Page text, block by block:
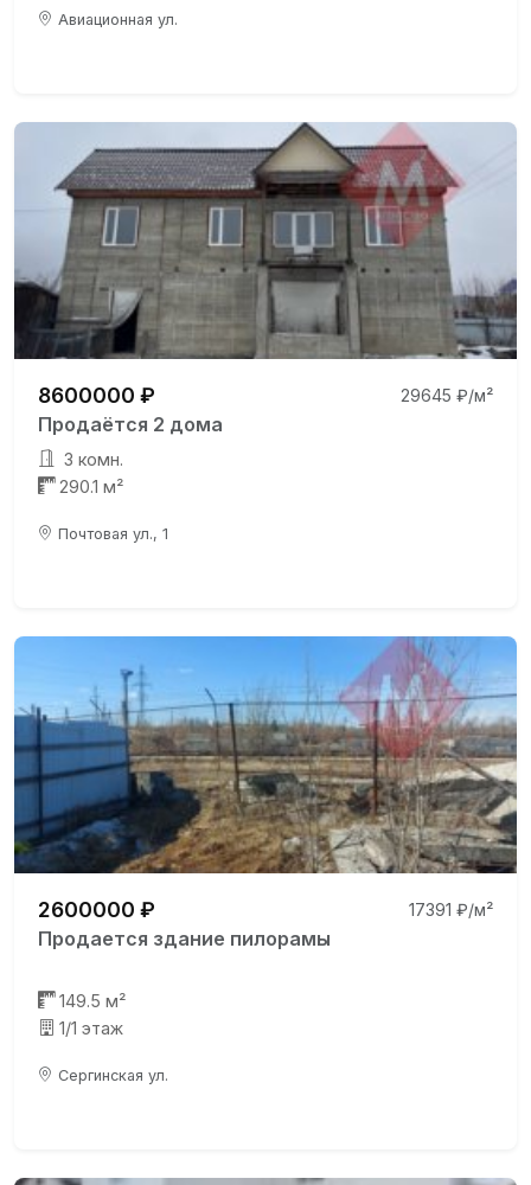
Авиационная ул.
8600000 ₽ 29645 ₽/м²
Продаётся 2 дома
3 комн.
290.1 м²
Почтовая ул., 1
2600000 ₽ 17391 ₽/м²
Продается здание пилорамы
149.5 м²
1/1 этаж
Сергинская ул.